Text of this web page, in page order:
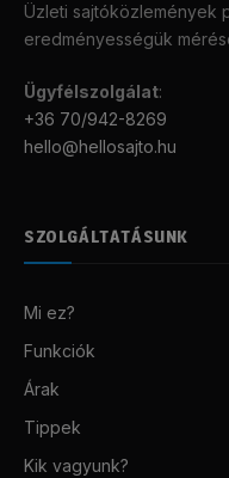
Üzleti sajtóközlemények
eredményességük
Ügyfélszolgálat:
+36 70/942-8269
hello@hellosajto.hu
SZOLGÁLTATÁSUNK
Mi ez?
Funkciók
Árak
Tippek
Kik vagyunk?